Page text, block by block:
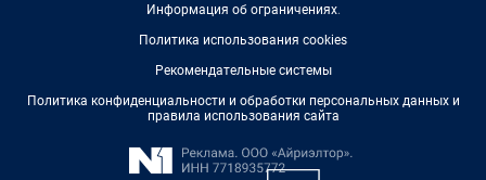
Информация об ограничениях.
Политика использования cookies
Рекомендательные системы
Политика конфиденциальности и обработки персональных данных и
правила использования сайта